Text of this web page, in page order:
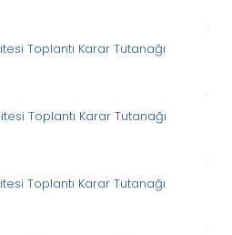
Toplantı Karar Tutanağı
Toplantı Karar Tutanağı
Toplantı Karar Tutanağı